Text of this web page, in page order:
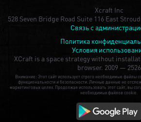
Xcraft Inc
528 Seven Bridge Road Suite 116 East
Связь с
Политика
Условия
XCraft is a space strategy without
browser. 2009 — 2526
Внимание: Этот сайт использует строго необходимые файлы
функциональности и безопасности. Личные данные не
маркетинговых целях. Продолжая использовать этот сайт, вы
необходимых файлов cookie.